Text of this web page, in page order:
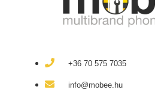
+36 70 575 7035
info@mobee.hu